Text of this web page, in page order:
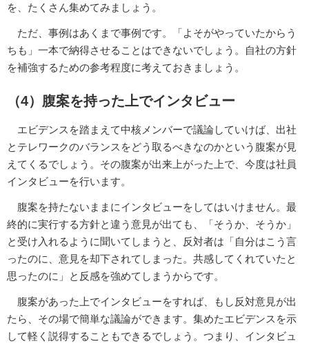
を、たくさん集めてみましょう。
ただ、事例はあくまで事例です。「よそがやっていたからう
ちも」一本で納得させることはできないでしょう。自社の方針
を補強するための参考程度に考えておきましょう。
（4）腹案を持った上でインタビュー
エビデンスを踏まえて中核メンバーで議論していけば、出社
とテレワークのバランスをどう取るべきなのかという腹案が見
えてくるでしょう。その腹案が出来上がった上で、今度は社員
インタビューを行います。
腹案を持たないままにインタビューをしてはいけません。最
終的に実行する方針と違う意見が出ても、「そうか、そうか」
と受け入れるように聞いてしまうと、反対者は「自分はこう言
ったのに、意見を却下されてしまった。共感してくれていたと
思ったのに」と反感を強めてしまうからです。
腹案があった上でインタビューをすれば、もし反対意見が出
たら、その場で簡単な議論ができます。集めたエビデンスを示
して軽く説得することもできるでしょう。つまり、インタビュ